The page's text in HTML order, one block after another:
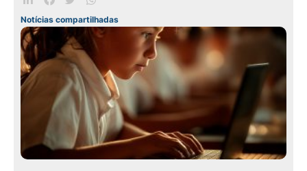
Notícias compartilhadas